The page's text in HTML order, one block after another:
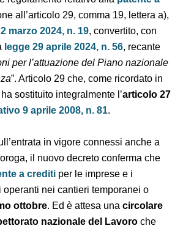
regolamento relativo allapatente
all’articolo 29, comma 19,
legge 2 marzo 2024, n. 19,
dallalegge 29 aprile
“Ulteriori disposizioni per
nazionale di ripresa e resilienza”.
ricordato in molti nostri articoli,
2008, n. 81.
in vigore connessi anche
il nuovo decreto conferma
patente a creditiper le imprese e i
operanti nei cantieri temporanei o